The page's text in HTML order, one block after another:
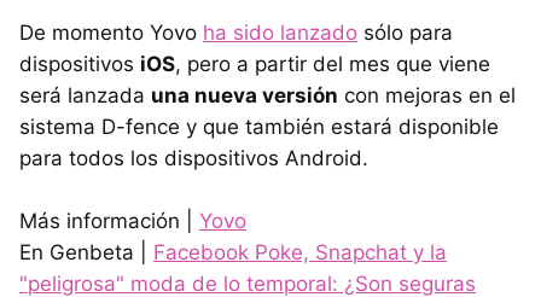
De momento Yovo ha sido lanzado sólo para
dispositivos iOS, pero a partir del mes que viene
será lanzada una nueva versión con mejoras en el
sistema D-fence y que también estará disponible
para todos los dispositivos Android.
Más información | Yovo
En Genbeta | Facebook Poke, Snapchat y la
"peligrosa" moda de lo temporal: ¿Son seguras